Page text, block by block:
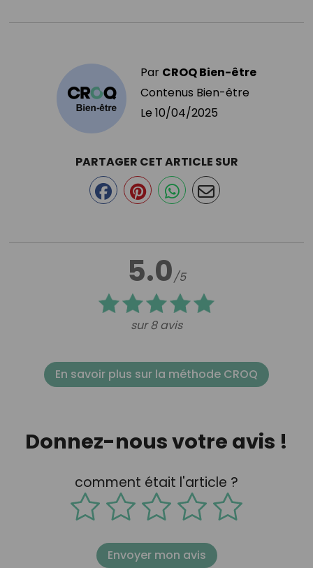
Par CROQ Bien-être
Contenus Bien-être
Le 10/04/2025
5.0/5
sur 8 avis
PARTAGER CET ARTICLE SUR
En savoir plus sur la méthode CROQ
Donnez-nous votre avis !
comment était l'article ?
Envoyer mon avis